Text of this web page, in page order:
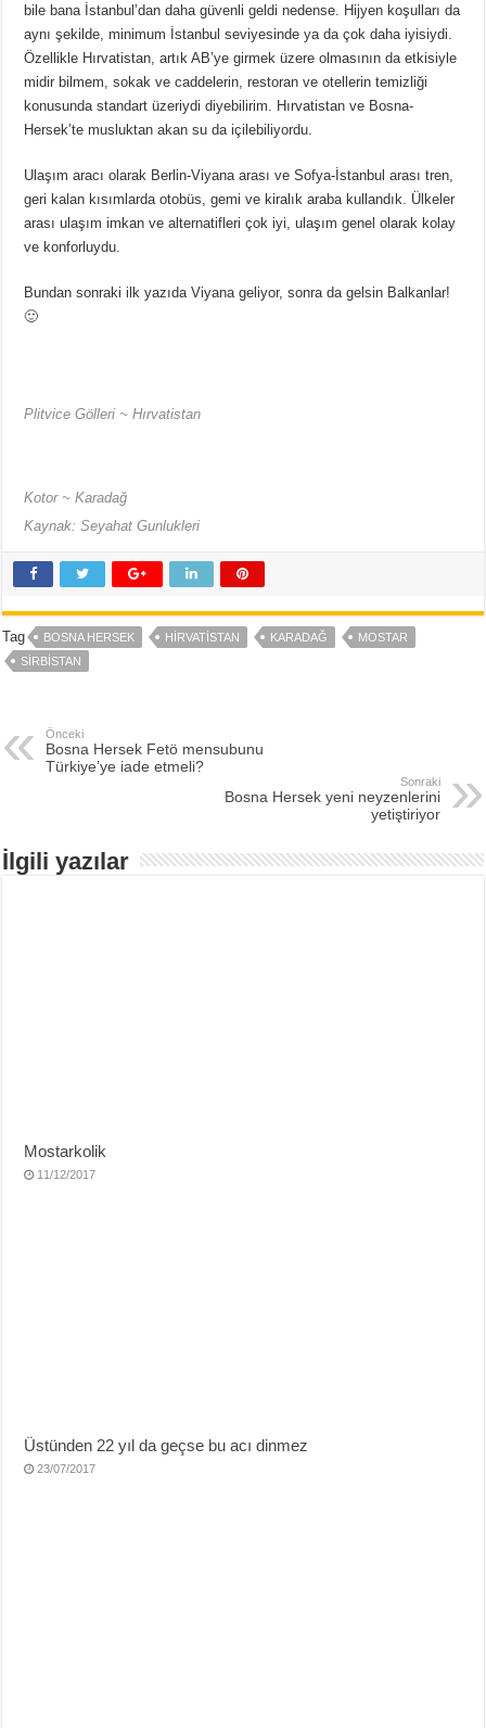
bile bana İstanbul’dan daha güvenli geldi nedense. Hijyen koşulları da
aynı şekilde, minimum İstanbul seviyesinde ya da çok daha iyisiydi.
Özellikle Hırvatistan, artık AB’ye girmek üzere olmasının da etkisiyle
midir bilmem, sokak ve caddelerin, restoran ve otellerin temizliği
konusunda standart üzeriydi diyebilirim. Hırvatistan ve Bosna-
Hersek’te musluktan akan su da içilebiliyordu.
Ulaşım aracı olarak Berlin-Viyana arası ve Sofya-İstanbul arası tren,
geri kalan kısımlarda otobüs, gemi ve kiralık araba kullandık. Ülkeler
arası ulaşım imkan ve alternatifleri çok iyi, ulaşım genel olarak kolay
ve konforluydu.
Bundan sonraki ilk yazıda Viyana geliyor, sonra da gelsin Balkanlar!
🙂
Plitvice Gölleri ~ Hırvatistan
Kotor ~ Karadağ
Kaynak: Seyahat Gunlukleri
Tag BOSNA HERSEK HIRVATISTAN KARADAĞ
MOSTAR
SIRBISTAN
Önceki
Bosna Hersek Fetö mensubunu
Türkiye’ye iade etmeli?
Sonraki
Bosna Hersek yeni neyzenlerini
yetiştiriyor
İlgili yazılar
Mostarkolik
11/12/2017
Üstünden 22 yıl da geçse bu acı dinmez
23/07/2017